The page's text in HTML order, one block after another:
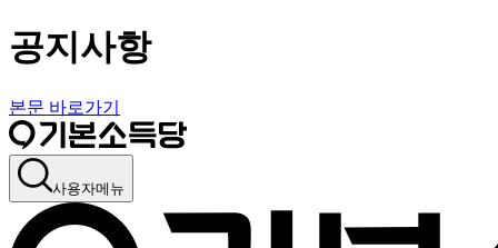
공지사항
본문 바로가기
사용자메뉴